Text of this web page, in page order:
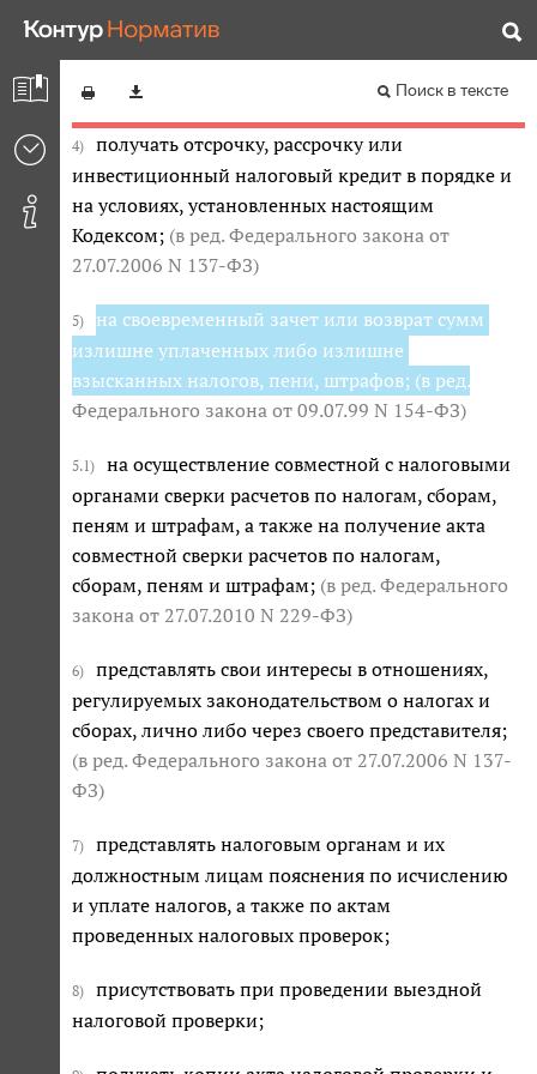
Поиск в тексте
Редакция от 29.11.2021 — Не действует
Перейти в
3) использовать налоговые льготы при наличии
оснований и в порядке, установленном
законодательством о налогах и сборах;
4)
получать отсрочку, рассрочку или
инвестиционный налоговый кредит в порядке и
на условиях, установленных настоящим
Кодексом; (в ред. Федерального закона от
27.07.2006 N 137-ФЗ)
5)
на своевременный зачет или возврат сумм
излишне уплаченных либо излишне
взысканных налогов, пени, штрафов; (в ред.
Федерального закона от 09.07.99 N 154-ФЗ)
5.1)
на осуществление совместной с налоговыми
органами сверки расчетов по налогам, сборам,
пеням и штрафам, а также на получение акта
совместной сверки расчетов по налогам,
сборам, пеням и штрафам; (в ред. Федерального
закона от 27.07.2010 N 229-ФЗ)
6)
представлять свои интересы в отношениях,
регулируемых законодательством о налогах и
сборах, лично либо через своего представителя;
(в ред. Федерального закона от 27.07.2006 N 137-
ФЗ)
7)
представлять налоговым органам и их
должностным лицам пояснения по исчислению
и уплате налогов, а также по актам
проведенных налоговых проверок;
8)
присутствовать при проведении выездной
налоговой проверки;